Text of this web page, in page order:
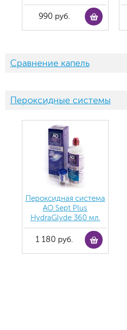
990 руб.
Сравнение капель
Пероксидные системы
Пероксидная система
AO Sept Plus
HydraGlyde 360 мл.
1 180 руб.